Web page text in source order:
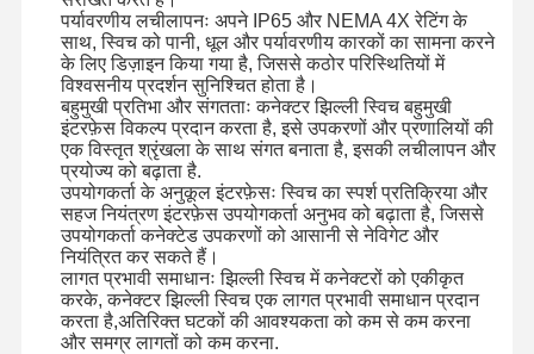
प्रकाश मार्गदर्शक फिल्म
धातु गुंबद विधानसभा
पीएमएमए लेंस
पर्यावरणीय लचीलापनः अपने IP65 और NEMA 4X रेटिंग के
साथ, स्विच को पानी, धूल और पर्यावरणीय कारकों का सामना करने
के लिए डिज़ाइन किया गया है, जिससे कठोर परिस्थितियों में
विश्वसनीय प्रदर्शन सुनिश्चित होता है।
बहुमुखी प्रतिभा और संगतताः कनेक्टर झिल्ली स्विच बहुमुखी
इंटरफ़ेस विकल्प प्रदान करता है, इसे उपकरणों और प्रणालियों की
एक विस्तृत श्रृंखला के साथ संगत बनाता है, इसकी लचीलापन और
प्रयोज्य को बढ़ाता है.
उपयोगकर्ता के अनुकूल इंटरफ़ेसः स्विच का स्पर्श प्रतिक्रिया और
सहज नियंत्रण इंटरफ़ेस उपयोगकर्ता अनुभव को बढ़ाता है, जिससे
उपयोगकर्ता कनेक्टेड उपकरणों को आसानी से नेविगेट और
नियंत्रित कर सकते हैं।
लागत प्रभावी समाधानः झिल्ली स्विच में कनेक्टरों को एकीकृत
करके, कनेक्टर झिल्ली स्विच एक लागत प्रभावी समाधान प्रदान
करता है,अतिरिक्त घटकों की आवश्यकता को कम से कम करना
और समग्र लागतों को कम करना.